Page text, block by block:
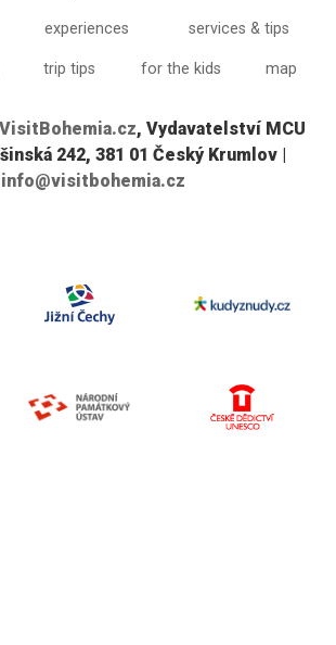
experiences services & tips
trip tips for the kids map
VisitBohemia.cz, Vydavatelství MCU
242, 381 01 Český Krumlov |
info@visitbohemia.cz